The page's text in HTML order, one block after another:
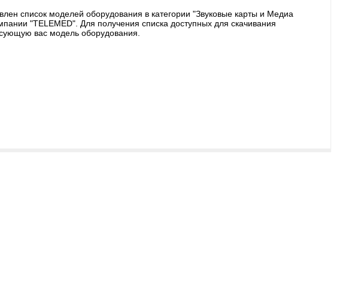
список моделей оборудования в категории "Звуковые карты и Медиа
"TELEMED". Для получения списка доступных для скачивания
вас модель оборудования.